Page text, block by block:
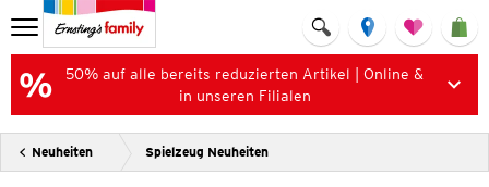
50% auf alle bereits reduzierten Artikel | Online &
in unseren Filialen
Neuheiten Spielzeug Neuheiten